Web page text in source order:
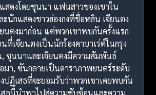
สดงโดยซุนนา แฟนสาวของเขาใน
นักแสดงชาวฮ่องกงที่ชื่อหลิน เจียนตง
นตงมาก่อน แต่พวกเขาพบกันครั้งแรก
ที่เจียนตงเป็นนักร้องคาบาเร่ต์ในกรุง
, ซุนนาและเจียนตงมีความสัมพันธ์
มา, ซันกลายเป็นดาราภาพยนตร์ระดับ
ฏิเสธที่จะยอมรับว่าพวกเขาเคยพบกัน
สธนี้นำพาไปสู่ความซับซ้อนและความ